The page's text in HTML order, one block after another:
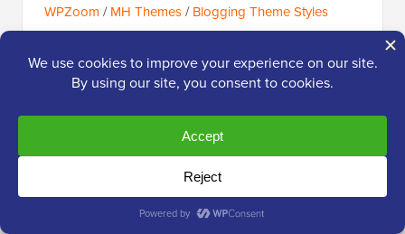
WPZoom /MH Themes/Blogging Theme Styles
Dienstleistungen und Schulungen:
ShortPixel
Messenger Bot Automation/Gutenberg Kurs von
Creator Courses/Custom Types Schulungskurs von